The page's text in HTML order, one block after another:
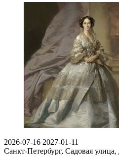
2026-07-16 2027-01-11
Санкт-Петербург, Садовая улица,